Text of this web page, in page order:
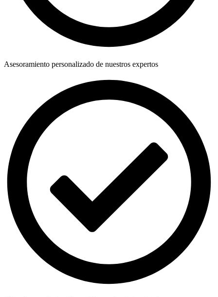
Asesoramiento personalizado de nuestros expertos